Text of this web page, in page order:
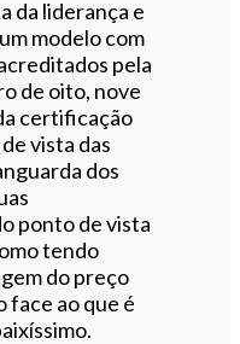
da liderança e
modelo com
pela
de oito, nove
certificação
vista das
dos
ponto de vista
tendo
do preço
face ao que é